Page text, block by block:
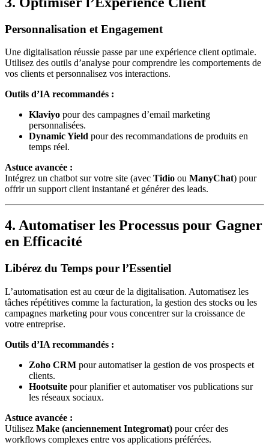
Personnalisation et Engagement
Une digitalisation réussie passe par une expérience client optimale.
Utilisez des outils d’analyse pour comprendre les comportements de
vos clients et personnalisez vos interactions.
Outils d’IA recommandés :
Klaviyo pour des campagnes d’email marketing
personnalisées.
Dynamic Yield pour des recommandations de produits en
temps réel.
Astuce avancée :
Intégrez un chatbot sur votre site (avec Tidio ou ManyChat) pour
offrir un support client instantané et générer des leads.
4. Automatiser les Processus pour Gagner
en Efficacité
Libérez du Temps pour l’Essentiel
L’automatisation est au cœur de la digitalisation. Automatisez les
tâches répétitives comme la facturation, la gestion des stocks ou les
campagnes marketing pour vous concentrer sur la croissance de
votre entreprise.
Outils d’IA recommandés :
Zoho CRM pour automatiser la gestion de vos prospects et
clients.
Hootsuite pour planifier et automatiser vos publications sur
les réseaux sociaux.
Astuce avancée :
Utilisez Make (anciennement Integromat) pour créer des
workflows complexes entre vos applications préférées.